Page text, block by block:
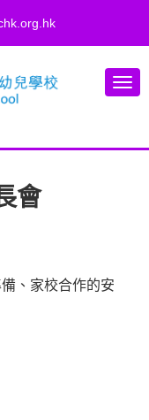
會
、家校合作的安